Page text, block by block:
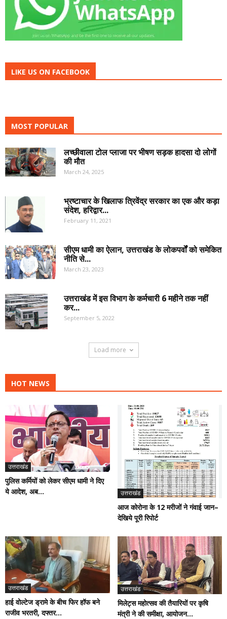
LIKE US ON FACEBOOK
MOST POPULAR
लच्छीवाला टोल प्लाजा पर भीषण सड़क हादसा दो लोगों
की मौत
March 24, 2025
भ्रष्टाचार के खिलाफ त्रिवेंद्र सरकार का एक और कड़ा
संदेश, हरिद्वार...
February 11, 2021
सीएम धामी का ऐलान, उत्तराखंड के लोकपर्वों को समेकित
नीति से...
March 23, 2023
उत्तराखंड में इस विभाग के कर्मचारी 6 महीने तक नहीं
कर...
September 5, 2022
Load more
HOT NEWS
उत्तराखंड
पुलिस कर्मियों को लेकर सीएम धामी ने दिए
ये आदेश, अब...
उत्तराखंड
आज कोरोना के 12 मरीजों ने गंवाई जान–
देखिये पूरी रिपोर्ट
उत्तराखंड
हाई वोल्टेज ड्रामे के बीच फिर हॉफ बने
राजीव भरतरी, दफ्तर...
उत्तराखंड
मिलेट्स महोत्सव की तैयारियों पर कृषि
मंत्री ने की समीक्षा, आयोजन...